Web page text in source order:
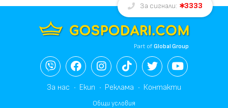
За сигнали: 3333
Part ofGlobal Group
За нас Екип Реклама Контакти
Общи условия